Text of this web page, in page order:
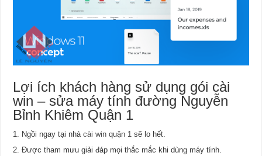
Lợi ích khách hàng sử dụng gói cài
win – sửa máy tính đường Nguyễn
Bỉnh Khiêm Quận 1
Ngồi ngay tại nhàcài win quận 1 sẽ lo hết.
Được tham mưu giải đáp mọi thắc mắc khi dùng máy tính.